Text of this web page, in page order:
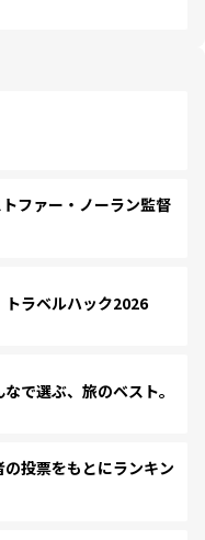
ファー・ノーラン監督
ラベルハック2026
で選ぶ、旅のベスト。
投票をもとにランキン